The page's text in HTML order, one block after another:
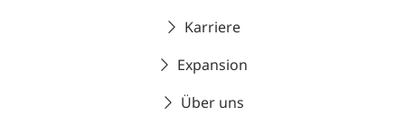
Karriere
Expansion
Über uns